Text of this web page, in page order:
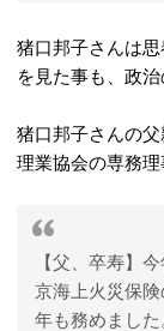
猪口邦子さんは
を見た事も、政
猪口邦子さんの
理業協会の専務理
【父、卒寿】
京海上火災保
年も務めまし